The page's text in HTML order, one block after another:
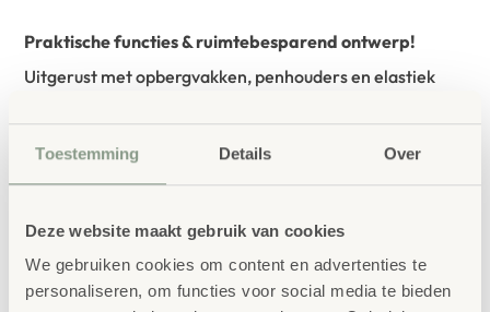
Toestemming Details Over
Deze website maakt gebruik van cookies
We gebruiken cookies om content en advertenties te
personaliseren, om functies voor social media te bieden
Praktische functies & ruimtebesparend ontwerp!
Uitgerust met opbergvakken, penhouders en elastiek
ondersteunt dit opvouwbare scherm een goede
organisatie en biedt hij snel toegang tot het benodigde
ideaal is voor ruimtes die flexibel worden gebruikt.